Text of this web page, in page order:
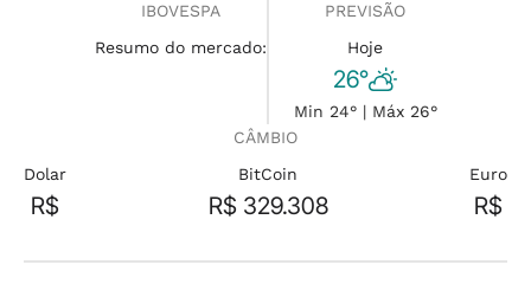
IBOVESPA
Resumo do mercado:
PREVISÃO
Hoje
26°
Min 24° | Máx 26°
CÂMBIO
Dolar
R$
BitCoin
R$ 329.308
Euro
R$